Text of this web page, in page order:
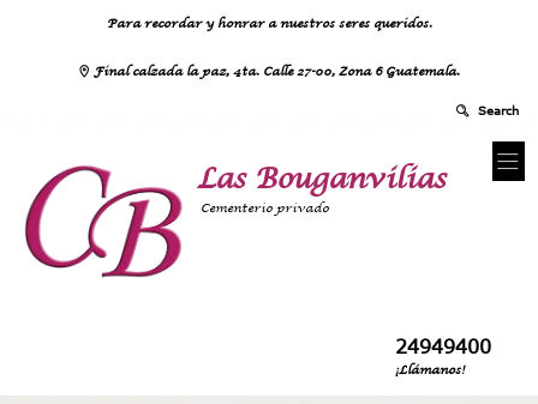
Para recordar y honrar a nuestros seres queridos.
Final calzada la paz, 4ta. Calle 27-00, Zona 6 Guatemala.
Las Bouganvilias
Cementerio privado
24949400
¡Llámanos!